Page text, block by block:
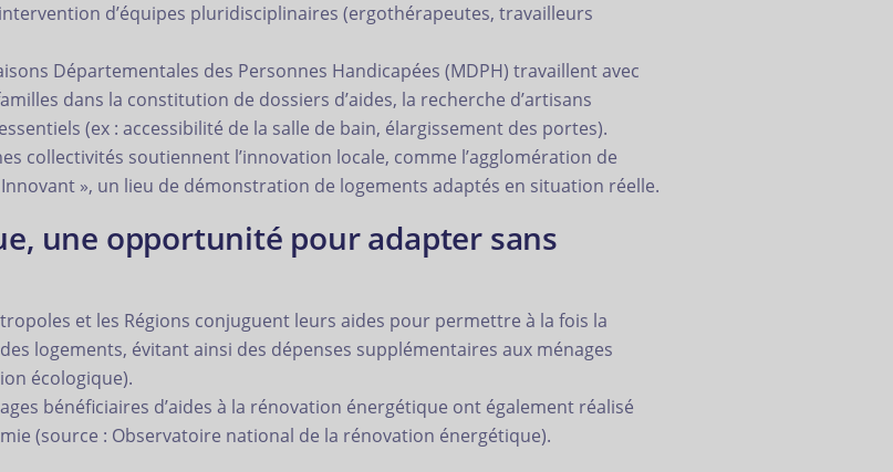
d’équipes pluridisciplinaires (ergothérapeutes, travailleurs
Départementales des Personnes Handicapées (MDPH) travaillent avec
dans la constitution de dossiers d’aides, la recherche d’artisans
(ex : accessibilité de la salle de bain, élargissement des portes).
collectivités soutiennent l’innovation locale, comme l’agglomération de
Innovant », un lieu de démonstration de logements adaptés en situation réelle.
une opportunité pour adapter sans
et les Régions conjuguent leurs aides pour permettre à la fois la
logements, évitant ainsi des dépenses supplémentaires aux ménages
écologique).
bénéficiaires d’aides à la rénovation énergétique ont également réalisé
(source : Observatoire national de la rénovation énergétique).